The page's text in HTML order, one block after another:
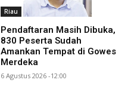
Riau
Pendaftaran Masih Dibuka,
830 Peserta Sudah
Amankan Tempat di Gowes
Merdeka
6 Agustus 2026 -12:00